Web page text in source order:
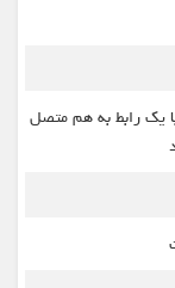
یک رابط به هم متصل